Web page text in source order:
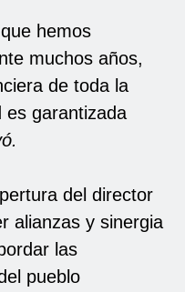
hemos
muchos años,
de toda la
es garantizada
del director
alianzas y sinergia
las
pueblo